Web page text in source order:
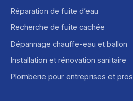
Réparation de fuite d’eau
Recherche de fuite cachée
Dépannage chauffe-eau et ballon
Installation et rénovation sanitaire
Plomberie pour entreprises et pros